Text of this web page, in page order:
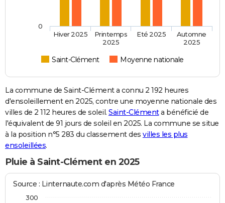
Saint-Clément Moyenne nationale
Hiver 2025
Printemps
2025
Eté 2025
Automne
2025
0
La commune de Saint-Clément a connu 2 192 heures
d'ensoleillement en 2025, contre une moyenne nationale des
villes de 2 112 heures de soleil. Saint-Clémenta bénéficié de
l'équivalent de 91 jours de soleil en 2025. La commune se situe
à la position n°5 283 du classement des villes les plus
ensoleillées.
Pluie à Saint-Clément en 2025
Source : Linternaute.com d'après Météo France
300